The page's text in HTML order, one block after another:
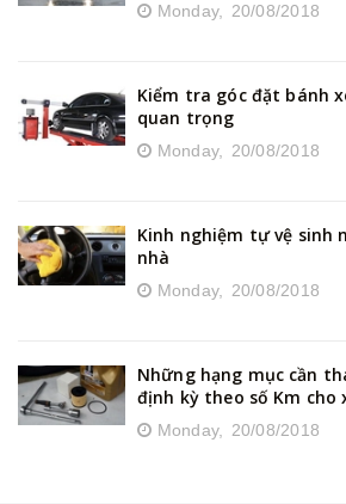
Monday, 20/08/2018
Kiểm tra góc đặt bánh
quan trọng
Monday, 20/08/2018
Kinh nghiệm tự vệ sinh
nhà
Monday, 20/08/2018
Những hạng mục cần
định kỳ theo số Km cho
Monday, 20/08/2018